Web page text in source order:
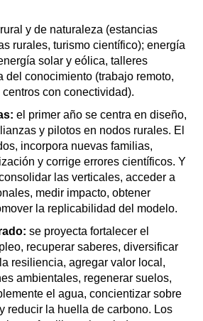
y de naturaleza (estancias
rurales, turismo científico); energía
solar y eólica, talleres
del conocimiento (trabajo remoto,
con conectividad).
el primer año se centra en diseño,
y pilotos en nodos rurales. El
incorpora nuevas familias,
y corrige errores científicos. Y
las verticales, acceder a
medir impacto, obtener
la replicabilidad del modelo.
se proyecta fortalecer el
recuperar saberes, diversificar
resiliencia, agregar valor local,
ambientales, regenerar suelos,
el agua, concientizar sobre
reducir la huella de carbono. Los